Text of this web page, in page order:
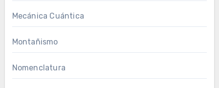
Mecánica Cuántica
Montañismo
Nomenclatura